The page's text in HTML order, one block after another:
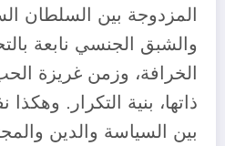
المزدوجة بين السلطان
والشبق الجنسي نابعة
الخرافة، وزمن غريزة
ذاتها، بنية التكرار.
بين السياسة والدين